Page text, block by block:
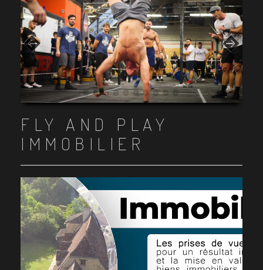
Item 1
Item 2
Item 3
Item 4
Item 5
Item 6
Item 7
Item 8
Item 9
Item 10
FLY AND PLAY
IMMOBILIER